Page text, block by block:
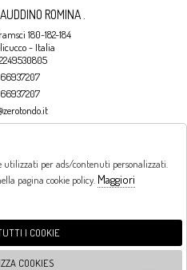
ROMINA .
180-182-184
- Italia
apertura
16:00 ALLE 20:00 DAL MARTEDI AL
utilizzati per ads/contenuti personalizzati.
pagina cookie policy. Maggiori
I COOKIE
COOKIES